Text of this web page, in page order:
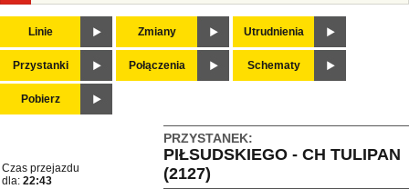
Linie Zmiany Utrudnienia
Przystanki Połączenia Schematy
Pobierz
PRZYSTANEK:
PIŁSUDSKIEGO - CH TULIPAN
(2127)
Czas przejazdu
dla: 22:43